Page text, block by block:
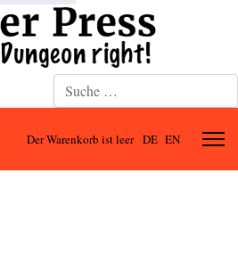
Suchen
Der Warenkorb ist leer DE EN